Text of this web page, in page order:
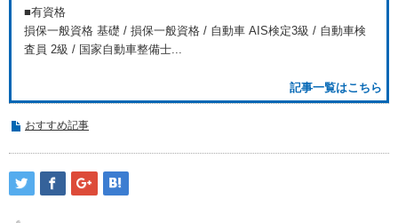
■有資格
損保一般資格 基礎 / 損保一般資格 / 自動車 AIS検定3級 / 自動車検
査員 2級 / 国家自動車整備士...
記事一覧はこちら
おすすめ記事